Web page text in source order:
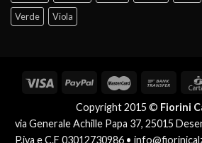
Verde
Viola
Copyright 2015 © Fiorini
via Generale Achille Papa 37, 25015
P.iva e C.F 03012730986 •